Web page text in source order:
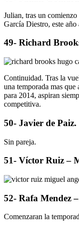
Julian, tras un
García Diestro, este
49- Richard
Continuidad. Tras la
una temporada mas
para 2014, aspiran
competitiva.
50- Javier de Paiz.
Sin pareja.
51- Víctor Ruiz –
52- Rafa Mendez
Comenzaran la